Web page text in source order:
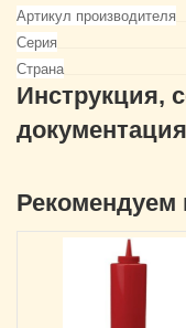
Артикул производителя
Серия
Страна
Инструкция,
документация
Рекомендуем